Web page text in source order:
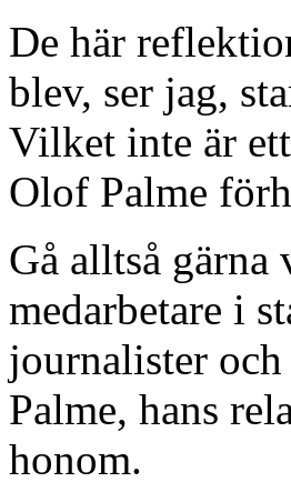
De här
blev, ser jag,
Vilket inte är
Olof Palme
Gå alltså
medarbetare i
journalister
Palme, hans
honom.